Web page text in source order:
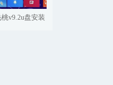
桃v9.2u盘安装